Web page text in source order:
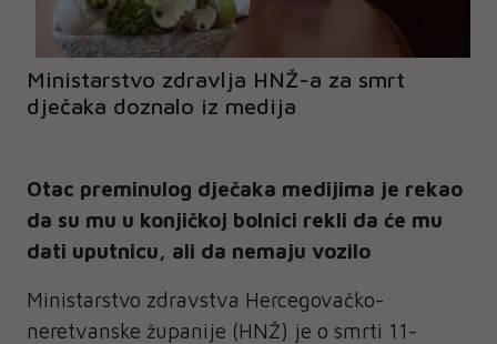
Ministarstvo zdravlja HNŽ-a za smrt
dječaka doznalo iz medija
Otac preminulog dječaka medijima je rekao
da su mu u konjičkoj bolnici rekli da će mu
dati uputnicu, ali da nemaju vozilo
Ministarstvo zdravstva Hercegovačko-
neretvanske županije (HNŽ) je o smrti 11-